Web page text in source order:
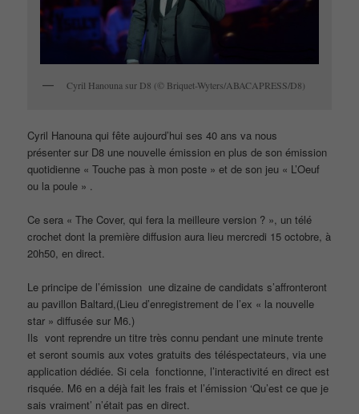
Cyril Hanouna sur D8 (© Briquet-Wyters/ABACAPRESS/D8)
Cyril Hanouna qui fête aujourd’hui ses 40 ans va nous
présenter sur D8 une nouvelle émission en plus de son émission
quotidienne « Touche pas à mon poste » et de son jeu « L’Oeuf
ou la poule » .
Ce sera « The Cover, qui fera la meilleure version ? », un télé
crochet dont la première diffusion aura lieu mercredi 15 octobre, à
20h50, en direct.
Le principe de l’émission une dizaine de candidats s’affronteront
au pavillon Baltard,(Lieu d’enregistrement de l’ex « la nouvelle
star » diffusée sur M6.)
Ils vont reprendre un titre très connu pendant une minute trente
et seront soumis aux votes gratuits des téléspectateurs, via une
application dédiée. Si cela fonctionne, l’interactivité en direct est
risquée. M6 en a déjà fait les frais et l’émission ‘Qu’est ce que je
sais vraiment’ n’était pas en direct.